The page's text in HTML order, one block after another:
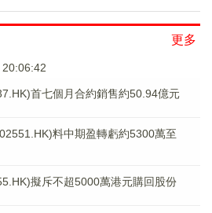
更多
首七個月合約銷售約50.94億元
料中期盈轉虧約5300萬至
擬斥不超5000萬港元購回股份